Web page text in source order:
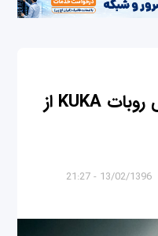
تماشا کنید: انتقام دیدنی روبات KUKA از
13/02/1396 - 21:27